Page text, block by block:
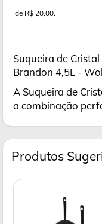
de R$ 20,00.
Suqueira de
Brandon 4,5L -
A Suqueira de
a combinação
Produtos